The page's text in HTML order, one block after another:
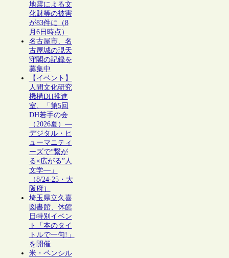
地震による文
化財等の被害
が83件に（8
月6日時点）
名古屋市、名
古屋城の現天
守閣の記録を
募集中
【イベント】
人間文化研究
機構DH推進
室、「第5回
DH若手の会
（2026夏）―
デジタル・ヒ
ューマニティ
ーズで“繋が
る×広がる”人
文学―」
（8/24-25・大
阪府）
埼玉県立久喜
図書館、休館
日特別イベン
ト「本のタイ
トルで一句!」
を開催
米・ペンシル